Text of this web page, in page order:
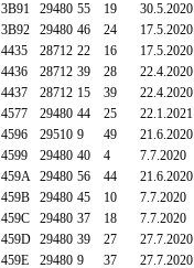
3B91 29480 55 19 30.5.2020
3B92 29480 46 24 17.5.2020
4435 28712 22 16 17.5.2020
4436 28712 39 28 22.4.2020
4437 28712 15 39 22.4.2020
4577 29480 44 25 22.1.2021
4596 29510 9 49 21.6.2020
4599 29480 40 4 7.7.2020
459A 29480 56 44 21.6.2020
459B 29480 45 10 7.7.2020
459C 29480 37 18 7.7.2020
459D 29480 39 27 27.7.2020
459E 29480 9 37 27.7.2020